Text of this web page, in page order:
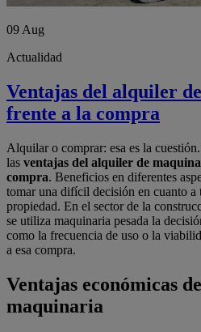
09 Aug
Actualidad
Ventajas del alquiler
frente a la compra
Alquilar o comprar: esa es la
las ventajas del alquiler de
compra. Beneficios en diferentes
tomar una difícil decisión en cuanto a
propiedad. En el sector de la
se utiliza maquinaria pesada la
como la frecuencia de uso o la
a esa compra.
Ventajas económicas
maquinaria